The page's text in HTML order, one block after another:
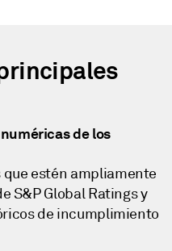
de los
estén ampliamente
S&P Global Ratings y
de incumplimiento